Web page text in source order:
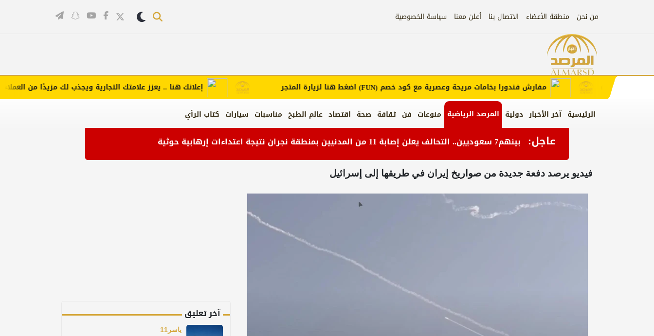
من نحن منطقة الأعضاء الاتصال بنا أعلن معنا سياسة الخصوصية
الرئيسية آخر الأخبار دولية المرصد الرياضية منوعات فن ثقافة صحة اقتصاد عالم الطبخ مناسبات سيارات كتاب الرأي
إعلانك هنا .. يعزز علامتك التجارية ويجذب لك مزيدًا من العملاء مفارش فندورا بخامات مريحة وعصرية مع كود خصم(FUN) اضغط هنا لزيارة المتجر
عاجل: بينهم7 سعوديين.. التحالف يعلن إصابة 11 من المدنيين بمنطقة نجران نتيجة اعتداءات إرهابية حوثية
فيديو يرصد دفعة جديدة من صواريخ إيران في طريقها إلى إسرائيل
آخر تعليق
ياسر11